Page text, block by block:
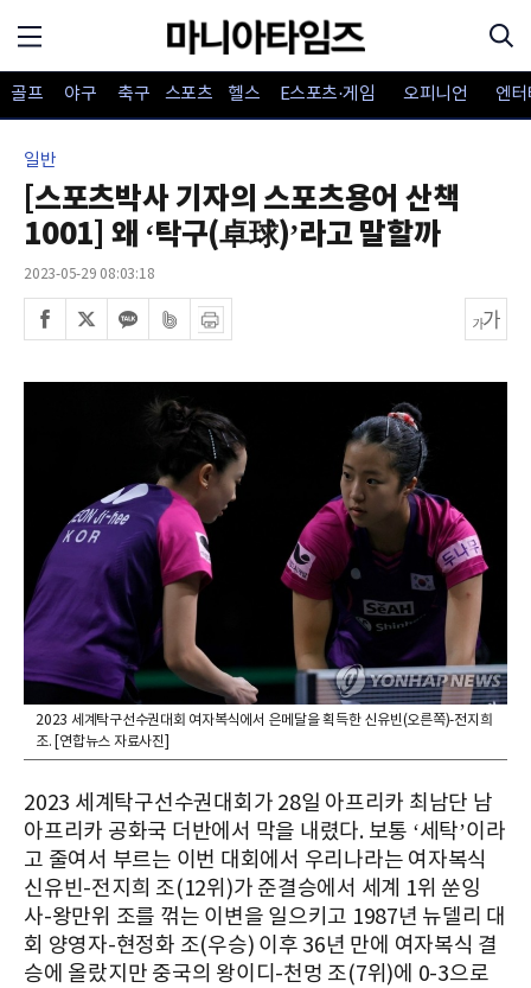
골프 야구 축구 스포츠 헬스 E스포츠·게임 오피니언 엔
일반
[스포츠박사 기자의 스포츠용어 산책
1001] 왜 ‘탁구(卓球)’라고 말할까
2023-05-29 08:03:18
2023 세계탁구선수권대회 여자복식에서 은메달을 획득한 신유빈(오른쪽)-전지희
조. [연합뉴스 자료사진]
2023 세계탁구선수권대회가 28일 아프리카 최남단 남
아프리카 공화국 더반에서 막을 내렸다. 보통 ‘세탁’이라
고 줄여서 부르는 이번 대회에서 우리나라는 여자복식
신유빈-전지희 조(12위)가 준결승에서 세계 1위 쑨잉
사-왕만위 조를 꺾는 이변을 일으키고 1987년 뉴델리 대
회 양영자-현정화 조(우승) 이후 36년 만에 여자복식 결
승에 올랐지만 중국의 왕이디-천멍 조(7위)에 0-3으로